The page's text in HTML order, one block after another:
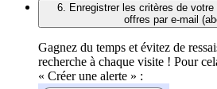
6. Enregistrer les critères de
offres par e-mail
Gagnez du temps et évitez de
recherche à chaque visite ! Pour
« Créer une alerte » :